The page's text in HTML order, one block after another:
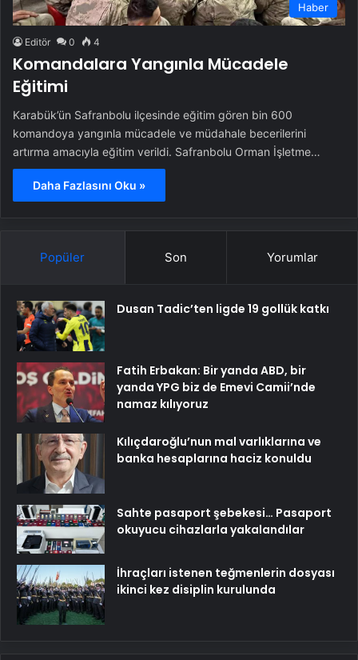
Haber
Editör 0 4
Komandalara Yangınla Mücadele
Eğitimi
Karabük’ün Safranbolu ilçesinde eğitim gören bin 600
komandoya yangınla mücadele ve müdahale becerilerini
artırma amacıyla eğitim verildi. Safranbolu Orman İşletme…
Daha Fazlasını Oku »
Popüler Son Yorumlar
Dusan Tadic’ten ligde 19 gollük katkı
Fatih Erbakan: Bir yanda ABD, bir
yanda YPG biz de Emevi Camii’nde
namaz kılıyoruz
Kılıçdaroğlu’nun mal varlıklarına ve
banka hesaplarına haciz konuldu
Sahte pasaport şebekesi… Pasaport
okuyucu cihazlarla yakalandılar
İhraçları istenen teğmenlerin dosyası
ikinci kez disiplin kurulunda